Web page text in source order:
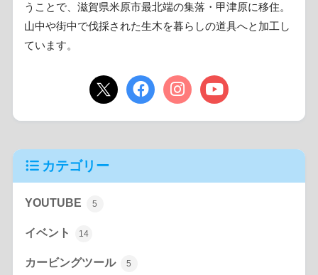
うことで、滋賀県米原市最北端の集落・甲津原に移住。
山中や街中で伐採された生木を暮らしの道具へと加工し
ています。
カテゴリー
YOUTUBE 5
イベント 14
カービングツール 5